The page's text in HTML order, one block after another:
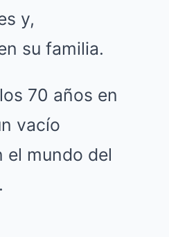
y,
su familia.
70 años en
vacío
el mundo del